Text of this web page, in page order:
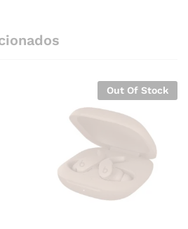
Out Of Stock